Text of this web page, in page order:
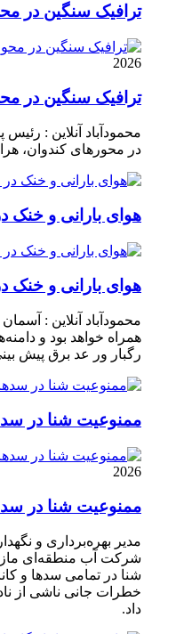
ترافیک سنگین در
2026
ترافیک سنگین در
محمودآباد آنلاین :
در محور‌های کندوان،
هوای بارانی و خنک
هوای بارانی و خنک
محمودآباد آنلاین :
همراه خواهد بود و
رگبار ور عد برق پیش
ممنوعیت شنا در
2026
ممنوعیت شنا در
مدیر بهره‌برداری و
شرکت آب منطقه‌ای
شنا در تمامی سدها و
خطرات جانی ناشی از
داد.